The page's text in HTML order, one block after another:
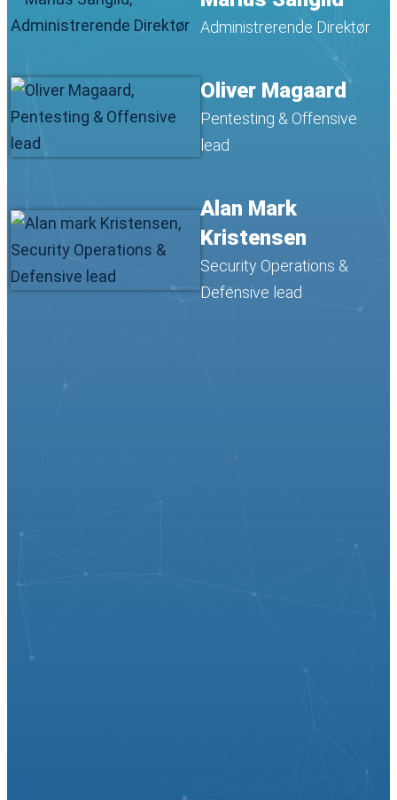
Administrerende Direktør
Oliver Magaard
Pentesting & Offensive
lead
Alan Mark
Kristensen
Security Operations &
Defensive lead